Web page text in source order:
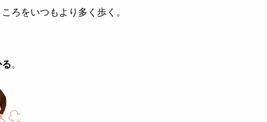
ろをいつもより多く歩く。
。